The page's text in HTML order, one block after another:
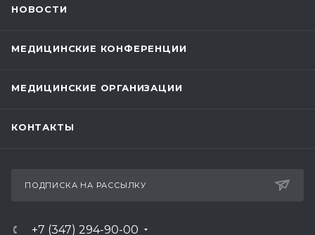
НОВОСТИ
МЕДИЦИНСКИЕ КОНФЕРЕНЦИИ
МЕДИЦИНСКИЕ ОРГАНИЗАЦИИ
КОНТАКТЫ
ПОДПИСКА НА РАССЫЛКУ
+7 (347) 294-90-00